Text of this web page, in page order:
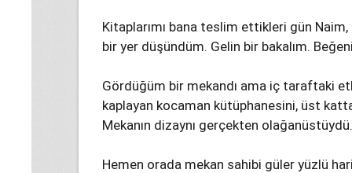
Kitaplarımı bana teslim ettikleri gün
bir yer düşündüm. Gelin bir bakalım.
Gördüğüm bir mekandı ama iç taraftaki
kaplayan kocaman kütüphanesini, üst
Mekanın dizaynı gerçekten
Hemen orada mekan sahibi güler yüzlü